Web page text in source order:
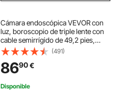
Cámara endoscópica VEVOR con
luz, boroscopio de triple lente con
cable semirrígido de 49,2 pies,
cámara de inspección de 1080P
con pantalla de 5", 8 + 2 luces LED,
cámara tipo serpiente impermeable
IP67 para automóviles, plomería
(tarjeta de 32 GB)
(491)
8690€
Disponible